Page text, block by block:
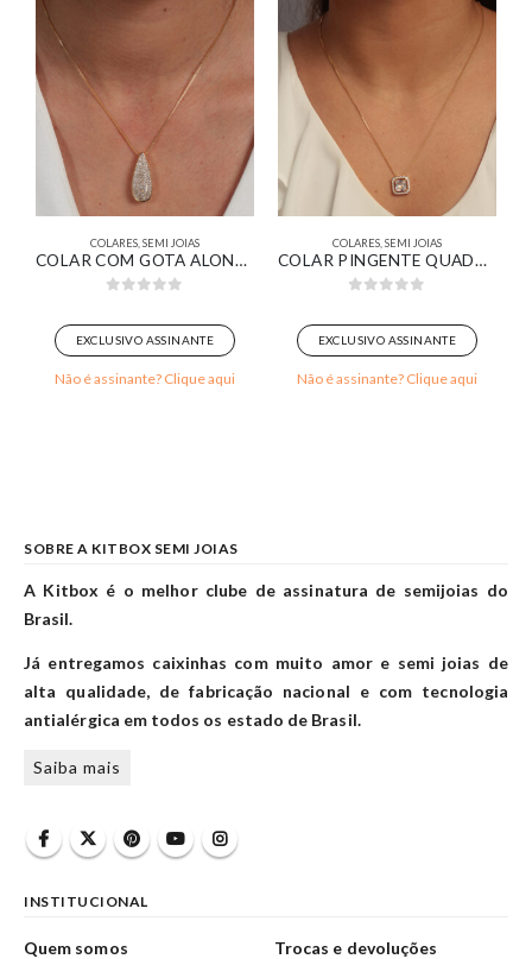
COLARES,SEMI JOIAS
COLAR COM GOTA ALONGADA PAVÊ BANHADO EM OURO 18K
EXCLUSIVO ASSINANTE
Não é assinante? Clique aqui
COLARES,SEMI JOIAS
COLAR PINGENTE QUADRADO ZIRCÔNIA CRISTAL CRAVEJADO BANHADO EM OURO 18K
EXCLUSIVO ASSINANTE
Não é assinante? Clique aqui
SOBRE A KITBOX SEMI JOIAS
A Kitbox é o melhor clube de assinatura de semijoias do
Brasil.
Já entregamos caixinhas com muito amor e semi joias de
alta qualidade, de fabricação nacional e com tecnologia
antialérgica em todos os estado de Brasil.
Saiba mais
INSTITUCIONAL
Quem somos
Trocas e devoluções